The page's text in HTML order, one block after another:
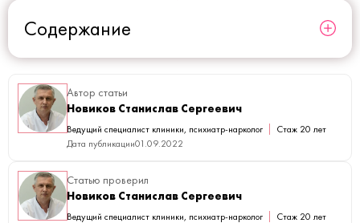
Содержание
Автор статьи
Новиков Станислав Сергеевич
Ведущий специалист клиники, психиатр-нарколог
Стаж 20 лет
Дата публикации01.09.2022
Статью проверил
Новиков Станислав Сергеевич
Ведущий специалист клиники, психиатр-нарколог
Стаж 20 лет